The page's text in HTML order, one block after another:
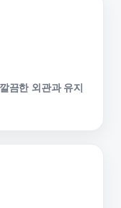
끔한 외관과 유지